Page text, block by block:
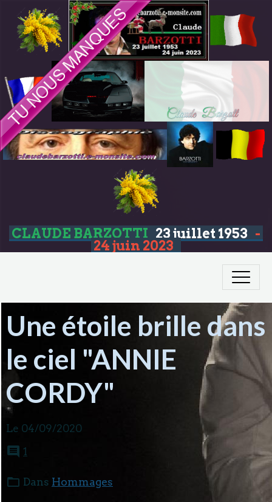
CLAUDE BARZOTTI 23 juillet 1953 -
24 juin 2023
Une étoile brille dans
le ciel "ANNIE
CORDY"
Le 04/09/2020
1
Dans Hommages